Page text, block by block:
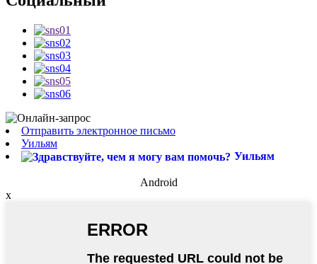
Отправить электронное письмо
Уильям
Уильям
Android
x